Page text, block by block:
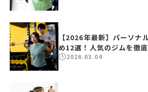
【2026年最新】パーソナ
め12選！人気のジムを徹
2026.03.04